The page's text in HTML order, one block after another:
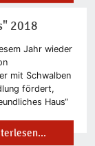
2018
Jahr wieder
mit Schwalben
fördert,
Haus“